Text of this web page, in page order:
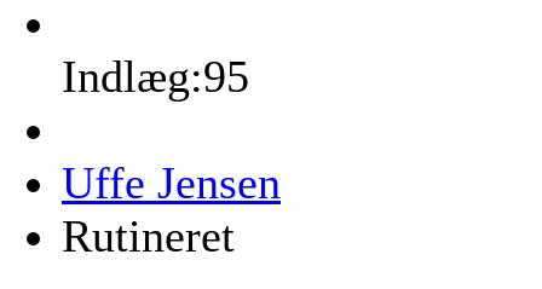
Indlæg:95
Uffe Jensen
Rutineret